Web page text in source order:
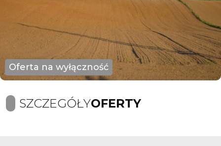
Oferta na wyłączność
SZCZEGÓŁYOFERTY